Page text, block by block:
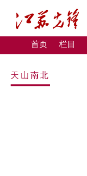
首页 栏目
天山南北